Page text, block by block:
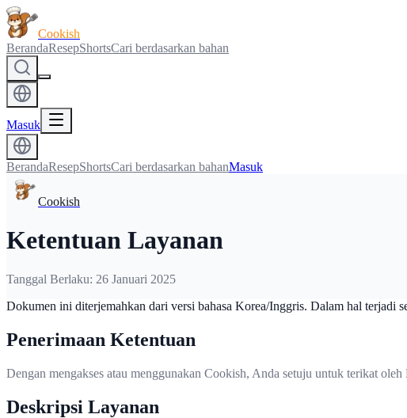
Cookish
BerandaResepShortsCari berdasarkan bahan
Masuk
BerandaResepShortsCari berdasarkan bahanMasuk
Cookish
Ketentuan Layanan
Tanggal Berlaku: 26 Januari 2025
Dokumen ini diterjemahkan dari versi bahasa Korea/Inggris. Dalam hal terjadi
Penerimaan Ketentuan
Dengan mengakses atau menggunakan Cookish, Anda setuju untuk terikat
Deskripsi Layanan